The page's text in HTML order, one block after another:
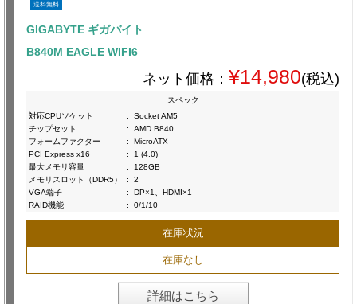
送料無料
GIGABYTE ギガバイト
B840M EAGLE WIFI6
ネット価格： ¥14,980(税込)
スペック
対応CPUソケット
:
Socket AM5
チップセット
:
AMD B840
フォームファクター
:
MicroATX
PCI Express x16
:
1 (4.0)
最大メモリ容量
:
128GB
メモリスロット（DDR5）
:
2
VGA端子
:
DP×1、HDMI×1
RAID機能
: 0/1/10
在庫状況
在庫なし
詳細はこちら